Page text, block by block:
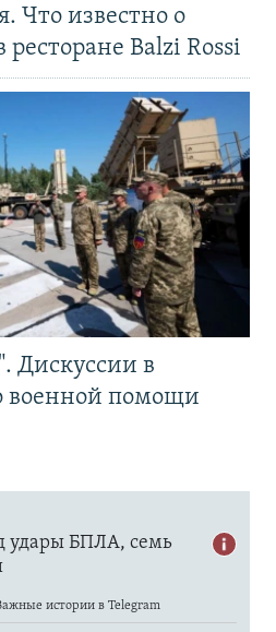
Что известно о
Balzi Rossi
Дискуссии в
военной помощи